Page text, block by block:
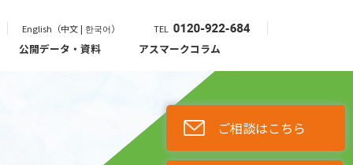
English（中文 | 한국어） TEL
公開データ・資料 アスマークコラム
ご相談はこちら